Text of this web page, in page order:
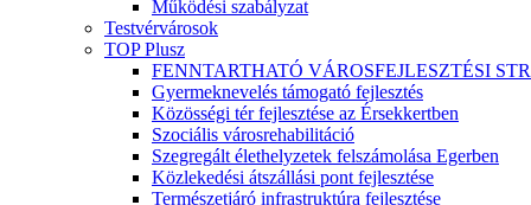
Működési szabályzat
Testvérvárosok
TOP Plusz
FENNTARTHATÓ VÁROSFEJLESZTÉSI
Gyermeknevelés támogató fejlesztés
Közösségi tér fejlesztése az Érsekkertben
Szociális városrehabilitáció
Szegregált élethelyzetek felszámolása Egerben
Közlekedési átszállási pont fejlesztése
Természetjáró infrastruktúra fejlesztése